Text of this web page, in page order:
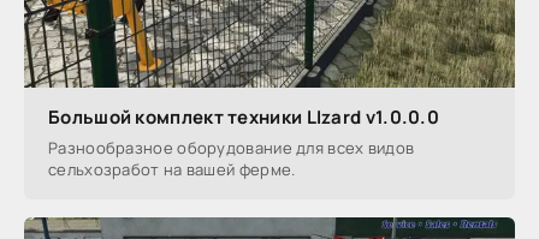
Большой комплект техники LIzard v1.0.0.0
Разнообразное оборудование для всех видов
сельхозработ на вашей ферме.